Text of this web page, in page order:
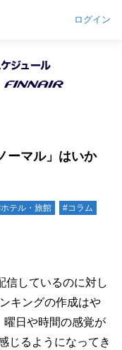
ログイン
ーマル」はいか
テル・旅館
#コラム
信しているのに対し
キングの作成はや
日や時間の感覚が
じるようになってき